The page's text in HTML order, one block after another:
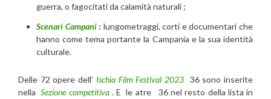
guerra, o fagocitati da calamità naturali ;
Scenari Campani : lungometraggi, corti e documentari che
hanno come tema portante la Campania e la sua identità
culturale.
Delle 72 opere dell’ Ischia Film Festival 2023 36 sono inserite
nellaSezione competitiva . E le atre 36 nel resto della lista in